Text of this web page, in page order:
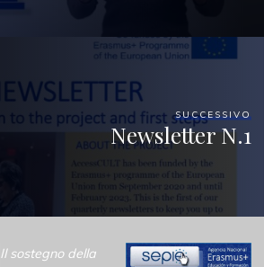
SUCCESSIVO
Newsletter N.1
Il sostegno della